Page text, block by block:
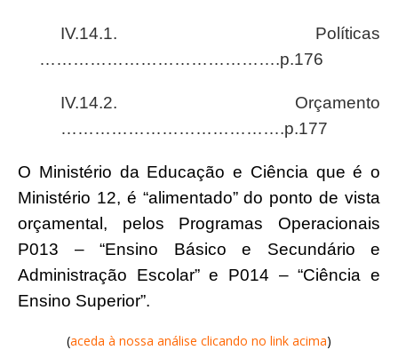
IV.14.1. Políticas
…………………………………….p.176
IV.14.2. Orçamento
………………………………….p.177
O Ministério da Educação e Ciência que é o
Ministério 12, é “alimentado” do ponto de vista
orçamental, pelos Programas Operacionais
P013 – “Ensino Básico e Secundário e
Administração Escolar” e P014 – “Ciência e
Ensino Superior”.
(aceda à nossa análise clicando no link acima)